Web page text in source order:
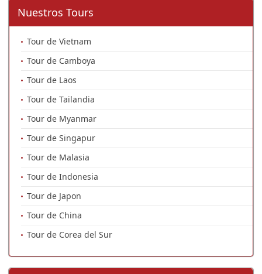
Nuestros Tours
Tour de Vietnam
Tour de Camboya
Tour de Laos
Tour de Tailandia
Tour de Myanmar
Tour de Singapur
Tour de Malasia
Tour de Indonesia
Tour de Japon
Tour de China
Tour de Corea del Sur